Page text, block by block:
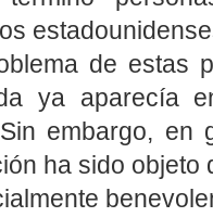
de estas
ya aparecía
embargo, en
ha sido objeto